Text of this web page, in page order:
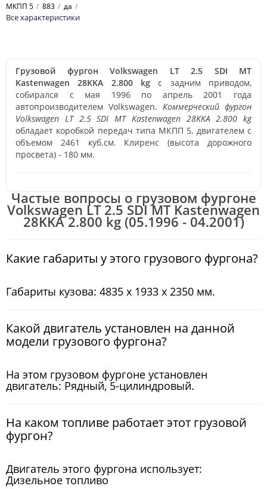
МКПП 5 883 да
Все характеристики
Грузовой фургон Volkswagen LT 2.5 SDI MT
Kastenwagen 28KKA 2.800 kg с задним приводом,
собирался с мая 1996 по апрель 2001 года
автопроизводителем Volkswagen. Коммерческий фургон
Volkswagen LT 2.5 SDI MT Kastenwagen 28KKA 2.800 kg
обладает коробкой передач типа МКПП 5, двигателем с
объемом 2461 куб.см. Клиренс (высота дорожного
просвета) - 180 мм.
Частые вопросы о грузовом фургоне
Volkswagen LT 2.5 SDI MT Kastenwagen
28KKA 2.800 kg (05.1996 - 04.2001)
Какие габариты у этого грузового фургона?
Габариты кузова: 4835 x 1933 x 2350 мм.
Какой двигатель установлен на данной
модели грузового фургона?
На этом грузовом фургоне установлен
двигатель: Рядный, 5-цилиндровый.
На каком топливе работает этот грузовой
фургон?
Двигатель этого фургона использует:
Дизельное топливо